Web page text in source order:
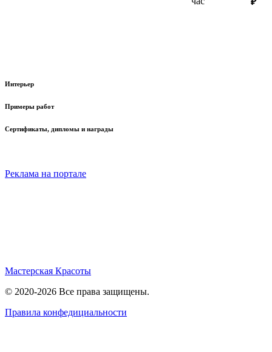
Интерьер
Примеры работ
Сертификаты, дипломы и награды
Реклама на портале
Мастерская Красоты
© 2020-2026 Все права защищены.
Правила конфедициальности